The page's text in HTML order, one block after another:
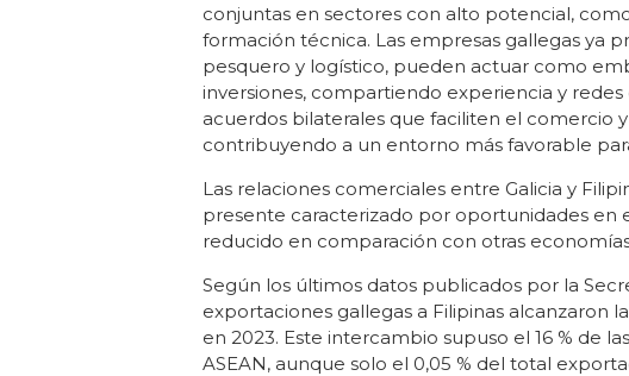
conjuntas en sectores con alto potencial,
formación técnica. Las empresas gallegas ya
pesquero y logístico, pueden actuar como
inversiones, compartiendo experiencia y
acuerdos bilaterales que faciliten el comercio
contribuyendo a un entorno más favorable
Las relaciones comerciales entre Galicia y
presente caracterizado por oportunidades en
reducido en comparación con otras
Según los últimos datos publicados por la
exportaciones gallegas a Filipinas alcanzaron
en 2023. Este intercambio supuso el 16 % de
ASEAN, aunque solo el 0,05 % del total